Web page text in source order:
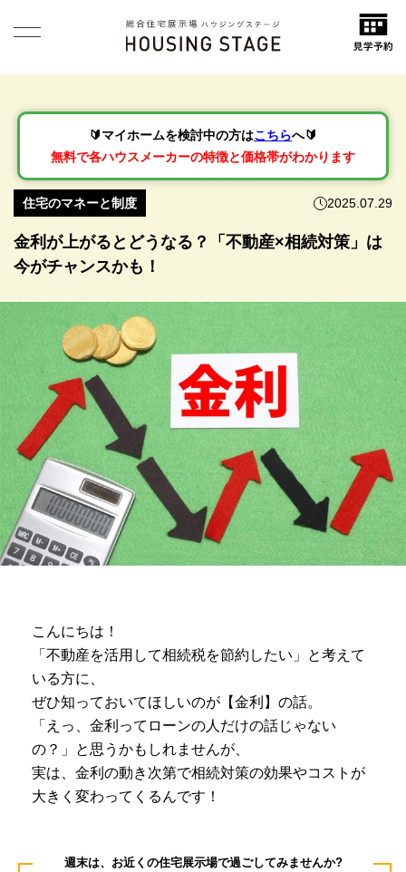
🔰マイホームを検討中の方はこちらへ🔰
無料で各ハウスメーカーの特徴と価格帯がわかります
住宅のマネーと制度 2025.07.29
金利が上がるとどうなる？「不動産×相続対策」は
今がチャンスかも！
こんにちは！
「不動産を活用して相続税を節約したい」と考えて
いる方に、
ぜひ知っておいてほしいのが【金利】の話。
「えっ、金利ってローンの人だけの話じゃない
の？」と思うかもしれませんが、
実は、金利の動き次第で相続対策の効果やコストが
大きく変わってくるんです！
週末は、お近くの住宅展示場で過ごしてみませんか?